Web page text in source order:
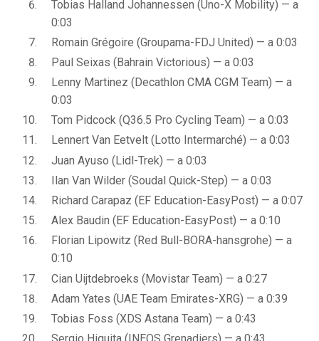
Tobias Halland Johannessen (Uno-X Mobility) — a
0:03
Romain Grégoire (Groupama-FDJ United) — a 0:03
Paul Seixas (Bahrain Victorious) — a 0:03
Lenny Martinez (Decathlon CMA CGM Team) — a
0:03
Tom Pidcock (Q36.5 Pro Cycling Team) — a 0:03
Lennert Van Eetvelt (Lotto Intermarché) — a 0:03
Juan Ayuso (Lidl-Trek) — a 0:03
Ilan Van Wilder (Soudal Quick-Step) — a 0:03
Richard Carapaz (EF Education-EasyPost) — a 0:07
Alex Baudin (EF Education-EasyPost) — a 0:10
Florian Lipowitz (Red Bull-BORA-hansgrohe) — a
0:10
Cian Uijtdebroeks (Movistar Team) — a 0:27
Adam Yates (UAE Team Emirates-XRG) — a 0:39
Tobias Foss (XDS Astana Team) — a 0:43